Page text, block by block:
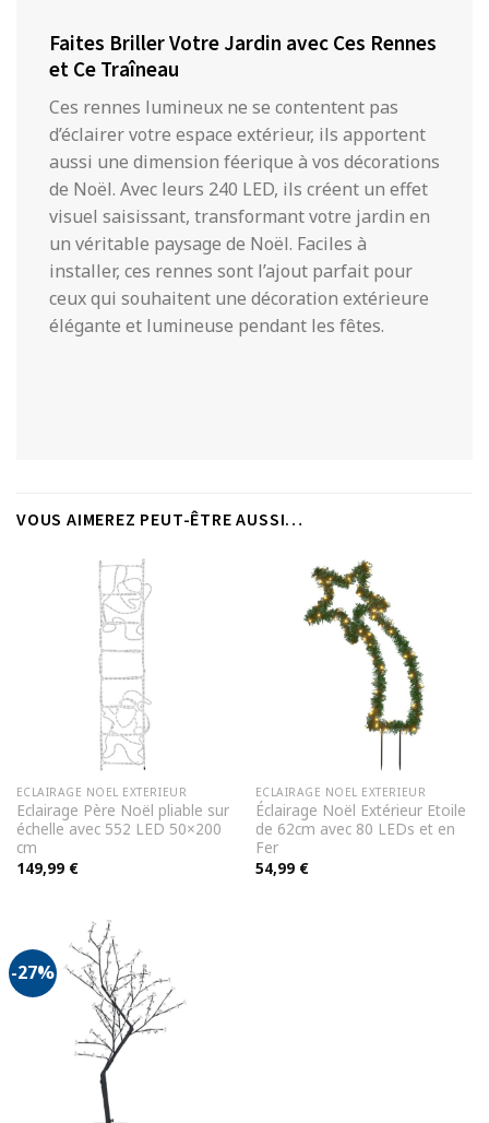
Faites Briller Votre Jardin avec Ces Rennes
et Ce Traîneau
Ces rennes lumineux ne se contentent pas
d’éclairer votre espace extérieur, ils apportent
aussi une dimension féerique à vos décorations
de Noël. Avec leurs 240 LED, ils créent un effet
visuel saisissant, transformant votre jardin en
un véritable paysage de Noël. Faciles à
installer, ces rennes sont l’ajout parfait pour
ceux qui souhaitent une décoration extérieure
élégante et lumineuse pendant les fêtes.
VOUS AIMEREZ PEUT-ÊTRE AUSSI…
ECLAIRAGE NOEL EXTERIEUR
Eclairage Père Noël pliable sur
échelle avec 552 LED 50×200
cm
149,99 €
ECLAIRAGE NOEL EXTERIEUR
Éclairage Noël Extérieur Etoile
de 62cm avec 80 LEDs et en
Fer
54,99 €
-27%